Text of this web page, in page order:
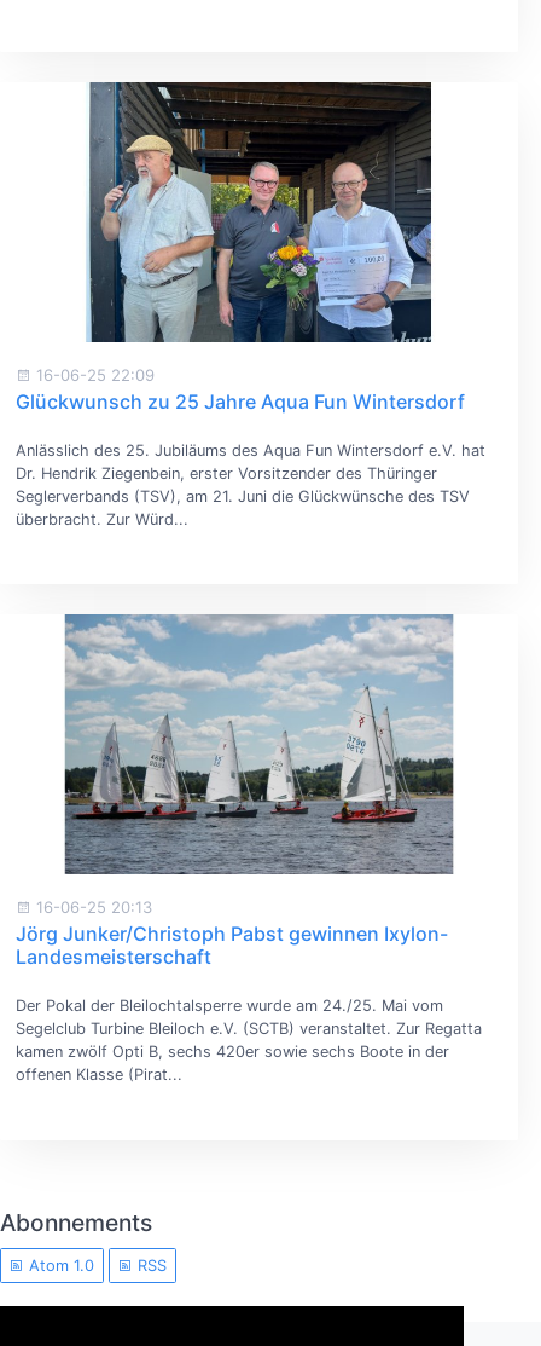
16-06-25 22:09
Glückwunsch zu 25 Jahre Aqua Fun Wintersdorf
Anlässlich des 25. Jubiläums des Aqua Fun Wintersdorf e.V. hat
Dr. Hendrik Ziegenbein, erster Vorsitzender des Thüringer
Seglerverbands (TSV), am 21. Juni die Glückwünsche des TSV
überbracht. Zur Würd...
16-06-25 20:13
Jörg Junker/Christoph Pabst gewinnen Ixylon-
Landesmeisterschaft
Der Pokal der Bleilochtalsperre wurde am 24./25. Mai vom
Segelclub Turbine Bleiloch e.V. (SCTB) veranstaltet. Zur Regatta
kamen zwölf Opti B, sechs 420er sowie sechs Boote in der
offenen Klasse (Pirat...
Abonnements
Atom 1.0 RSS